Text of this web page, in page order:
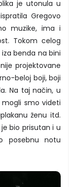
je utonula u
Gregovo
muzike, ima i
Tokom celog
benda na bini
projektovane
beloj boji, boji
Na taj način, u
mogli smo videti
ženu itd.
bio prisutan i u
posebnu notu